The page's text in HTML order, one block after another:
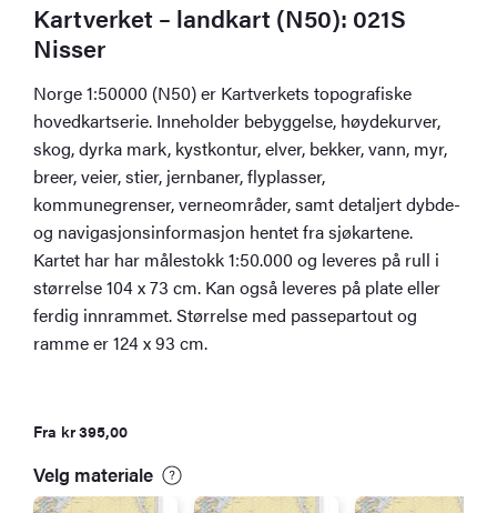
Kartverket – landkart (N50): 021S
Nisser
Norge 1:50000 (N50) er Kartverkets topografiske
hovedkartserie. Inneholder bebyggelse, høydekurver,
skog, dyrka mark, kystkontur, elver, bekker, vann, myr,
breer, veier, stier, jernbaner, flyplasser,
kommunegrenser, verneområder, samt detaljert dybde-
og navigasjonsinformasjon hentet fra sjøkartene.
Kartet har har målestokk 1:50.000 og leveres på rull i
størrelse 104 x 73 cm. Kan også leveres på plate eller
ferdig innrammet. Størrelse med passepartout og
ramme er 124 x 93 cm.
Fra kr395,00
Velg materiale